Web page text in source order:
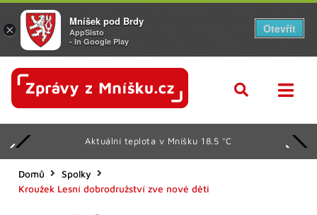
Aktuální teplota v Mníšku 18.5 °C
Domů
Spolky
Kroužek Lesní dobrodružství zve nové děti
×
Mníšek pod Brdy
AppSisto
- In Google Play
Otevřít